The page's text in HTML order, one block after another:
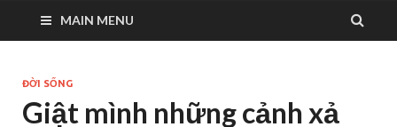
MAIN MENU
ĐỜI SỐNG
Giật mình những cảnh xả